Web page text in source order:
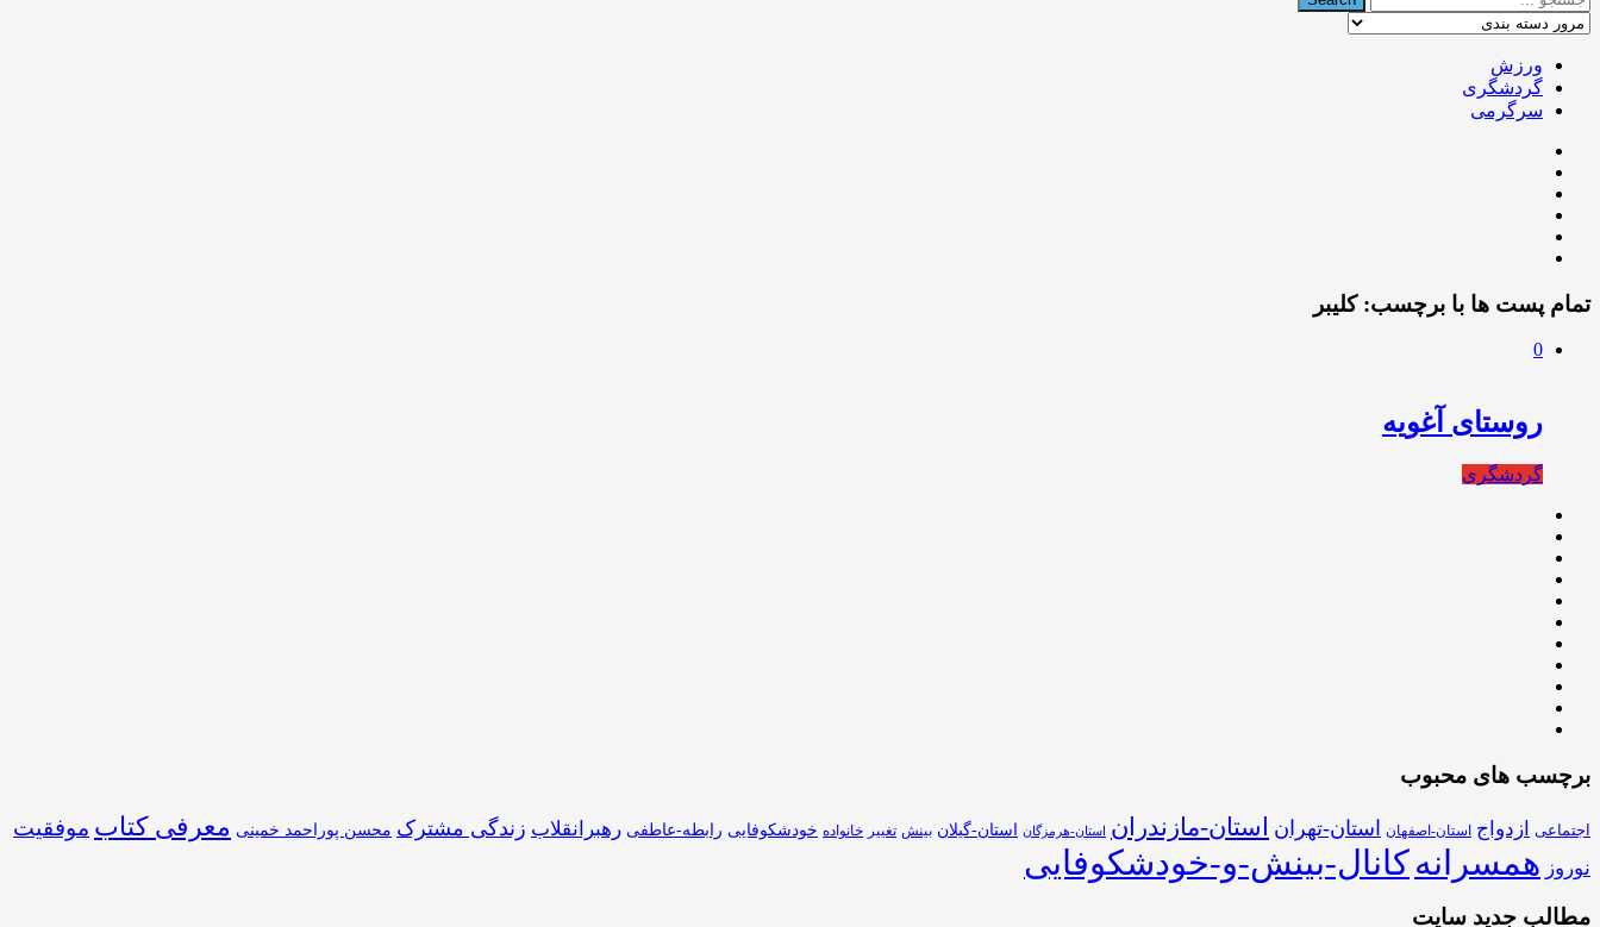
ورزش
گردشگری
سرگرمی
تمام پست ها با برچسب:کلیبر
0
روستای آغویه
گردشگری
برچسب های محبوب
اجتماعی ازدواج استان-اصفهان استان-تهران استان-مازندران استان-هرمزگان استان-گیلان بینش تغییر خانواده خودشکوفایی رابطه-عاطفی رهبرانقلاب زندگی مشترک محسن پوراحمد خمینی معرفی کتاب موفقیت
نوروز همسرانهکانال-بینش-و-خودشکوفایی
مطالب جدید سایت